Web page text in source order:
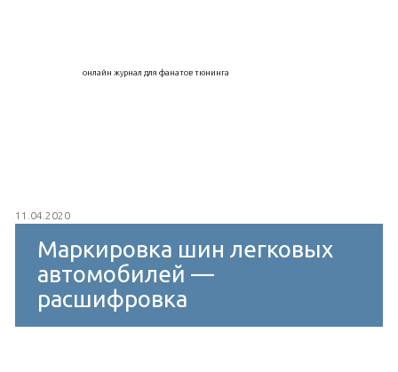
онлайн журнал для фанатов тюнинга
11.04.2020
Маркировка шин легковых
автомобилей —
расшифровка